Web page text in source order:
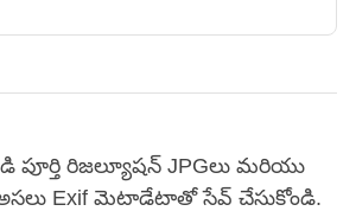
పూర్తి రిజల్యూషన్ JPGలు మరియు
అసలు Exif మెటాడేటాతో సేవ్ చేసుకోండి.